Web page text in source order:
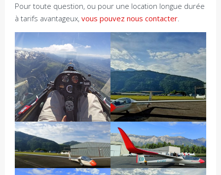
Pour toute question, ou pour une location longue durée
à tarifs avantageux, vous pouvez nous contacter